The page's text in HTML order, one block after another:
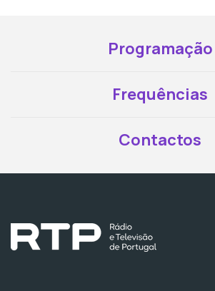
Programação
Frequências
Contactos